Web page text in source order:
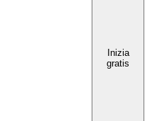
Inizia
gratis